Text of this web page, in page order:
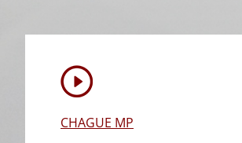
CHAGUE MP